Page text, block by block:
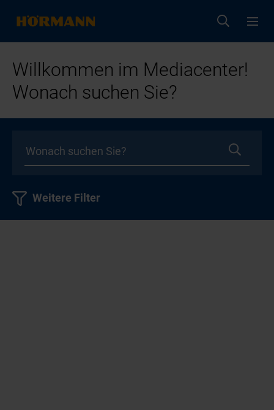
Willkommen im Mediacenter!
Wonach suchen Sie?
Weitere Filter